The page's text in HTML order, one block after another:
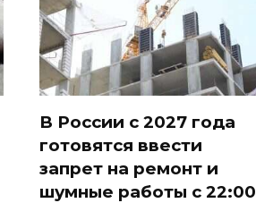
В России с 2027 года
готовятся ввести
запрет на ремонт и
шумные работы с 22:00